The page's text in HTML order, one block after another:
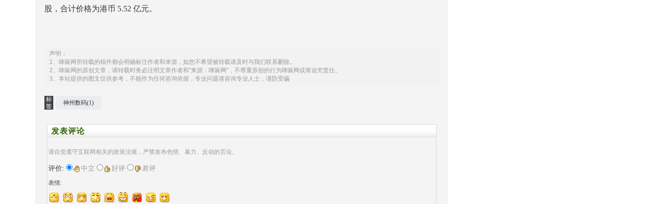
股，合计价格为港币 5.52 亿元。
声明：
1、咪哚网所转载的稿件都会明确标注作者和来源，如您不希望被转载请及时与我们联系删除。
2、咪哚网的原创文章，请转载时务必注明文章作者和"来源：咪哚网"，不尊重原创的行为咪哚网或将追究责任。
3、本站提供的图文仅供参考，不能作为任何咨询依据，专业问题请咨询专业人士，谨防受骗
标
签
神州数码(1)
发表评论
请自觉遵守互联网相关的政策法规，严禁发布色情、暴力、反动的言论。
评价: 中立 好评 差评
表情: